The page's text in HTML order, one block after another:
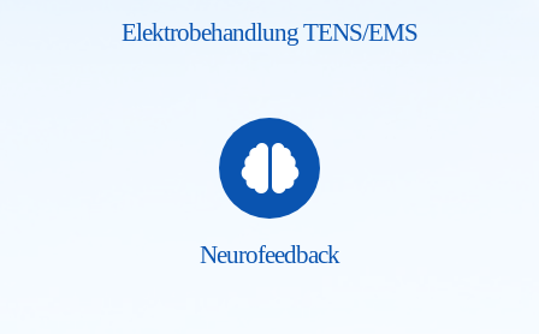
Elektrobehandlung TENS/EMS
Neurofeedback